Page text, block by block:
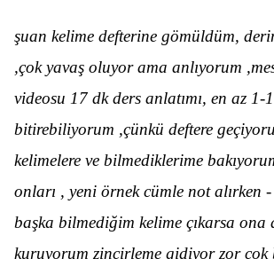
şuan kelime defterine gömüldüm,
,çok yavaş oluyor ama anlıyorum
videosu 17 dk ders anlatımı, en az 1-
bitirebiliyorum ,çünkü deftere
kelimelere ve bilmediklerime
onları , yeni örnek cümle not alırken
başka bilmediğim kelime çıkarsa ona
kuruyorum zincirleme gidiyor zor çok